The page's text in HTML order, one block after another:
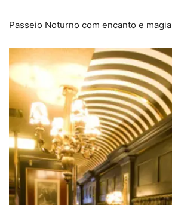
Passeio Noturno com encanto e magia